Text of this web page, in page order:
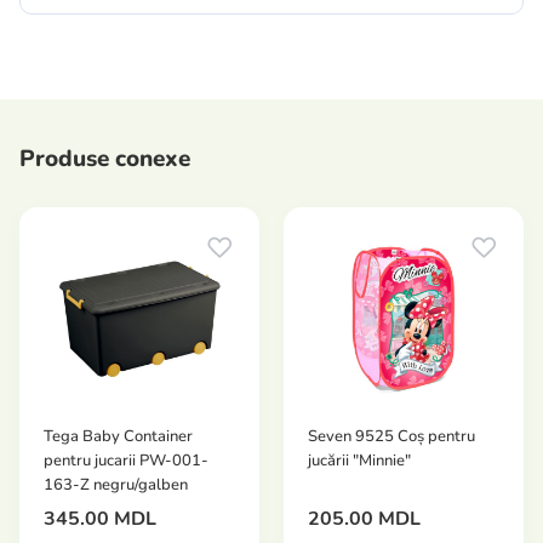
Produse conexe
Tega Baby Container
pentru jucarii PW-001-
163-Z negru/galben
345.00 MDL
Seven 9525 Coș pentru
jucării "Minnie"
205.00 MDL